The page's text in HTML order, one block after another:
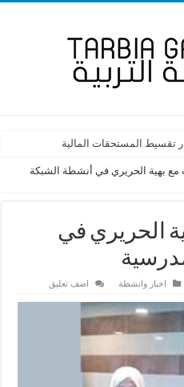
تقسيط المستحقات المالية
مع بهية الحريري في أنشطة الشبكة
الحريري في
اخبار وانشطة اضف تعليق